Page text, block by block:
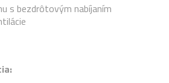
s bezdrôtovým nabíjaním